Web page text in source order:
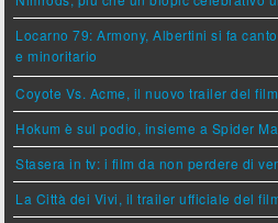
Locarno 79: Armony, Albertini si fa
e minoritario
Coyote Vs. Acme, il nuovo trailer del
Hokum è sul podio, insieme a Spider
Stasera in tv: i film da non perdere di
La Città dei Vivi, il trailer ufficiale del